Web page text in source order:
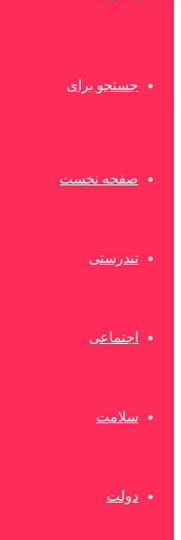
جستجو برای
صفحه نخست
تندرستی
اجتماعی
سلامت
دولت